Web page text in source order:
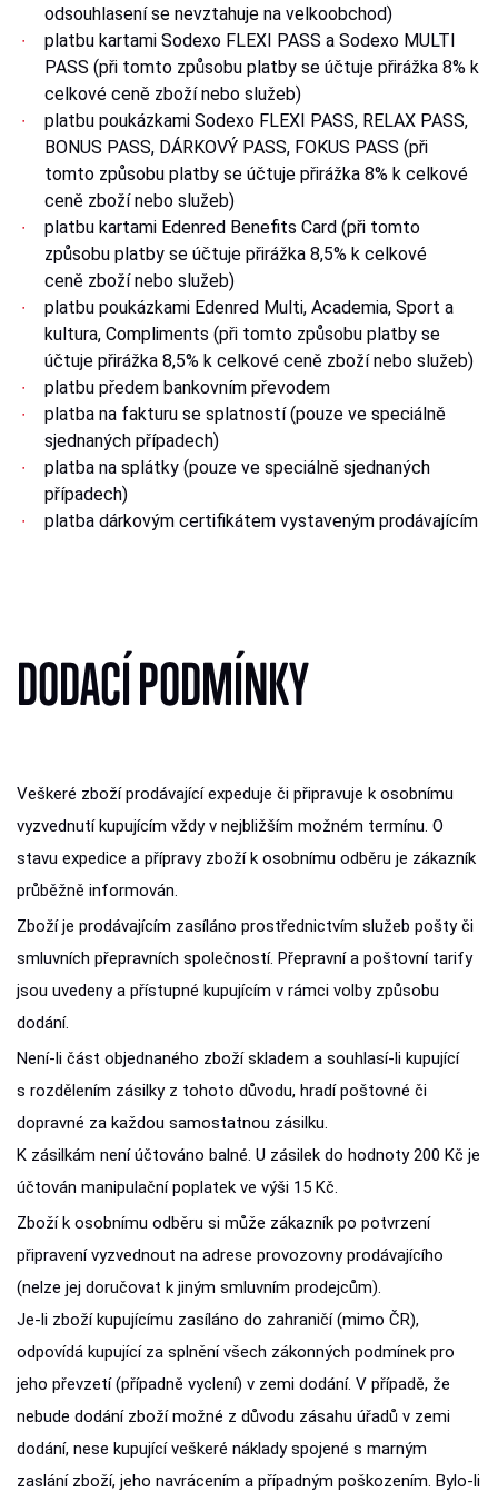
odsouhlasení se nevztahuje na velkoobchod)
platbu kartami Sodexo FLEXI PASS a Sodexo MULTI
PASS (při tomto způsobu platby se účtuje přirážka 8% k
celkové ceně zboží nebo služeb)
platbu poukázkami Sodexo FLEXI PASS, RELAX PASS,
BONUS PASS, DÁRKOVÝ PASS, FOKUS PASS (při
tomto způsobu platby se účtuje přirážka 8% k celkové
ceně zboží nebo služeb)
platbu kartami Edenred Benefits Card (při tomto
způsobu platby se účtuje přirážka 8,5% k celkové
ceně zboží nebo služeb)
platbu poukázkami Edenred Multi, Academia, Sport a
kultura, Compliments (při tomto způsobu platby se
účtuje přirážka 8,5% k celkové ceně zboží nebo služeb)
platbu předem bankovním převodem
platba na fakturu se splatností (pouze ve speciálně
sjednaných případech)
platba na splátky (pouze ve speciálně sjednaných
případech)
platba dárkovým certifikátem vystaveným prodávajícím
DODACÍ PODMÍNKY
Veškeré zboží prodávající expeduje či připravuje k osobnímu
vyzvednutí kupujícím vždy v nejbližším možném termínu. O
stavu expedice a přípravy zboží k osobnímu odběru je zákazník
průběžně informován.
Zboží je prodávajícím zasíláno prostřednictvím služeb pošty či
smluvních přepravních společností. Přepravní a poštovní tarify
jsou uvedeny a přístupné kupujícím v rámci volby způsobu
dodání.
Není-li část objednaného zboží skladem a souhlasí-li kupující
s rozdělením zásilky z tohoto důvodu, hradí poštovné či
dopravné za každou samostatnou zásilku.
K zásilkám není účtováno balné. U zásilek do hodnoty 200 Kč je
účtován manipulační poplatek ve výši 15 Kč.
Zboží k osobnímu odběru si může zákazník po potvrzení
připravení vyzvednout na adrese provozovny prodávajícího
(nelze jej doručovat k jiným smluvním prodejcům).
Je-li zboží kupujícímu zasíláno do zahraničí (mimo ČR),
odpovídá kupující za splnění všech zákonných podmínek pro
jeho převzetí (případně vyclení) v zemi dodání. V případě, že
nebude dodání zboží možné z důvodu zásahu úřadů v zemi
dodání, nese kupující veškeré náklady spojené s marným
zaslání zboží, jeho navrácením a případným poškozením. Bylo-li